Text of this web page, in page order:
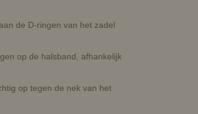
de D-ringen van het zadel
op de halsband, afhankelijk
op tegen de nek van het